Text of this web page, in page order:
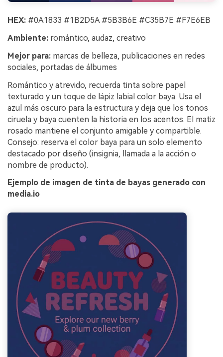
HEX: #0A1833 #1B2D5A #5B3B6E #C35B7E #F7E6EB
Ambiente: romántico, audaz, creativo
Mejor para: marcas de belleza, publicaciones en redes
sociales, portadas de álbumes
Romántico y atrevido, recuerda tinta sobre papel
texturado y un toque de lápiz labial color baya. Usa el
azul más oscuro para la estructura y deja que los tonos
ciruela y baya cuenten la historia en los acentos. El matiz
rosado mantiene el conjunto amigable y compartible.
Consejo: reserva el color baya para un solo elemento
destacado por diseño (insignia, llamada a la acción o
nombre de producto).
Ejemplo de imagen de tinta de bayas generado con
media.io